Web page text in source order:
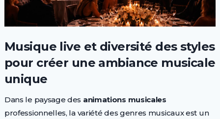
Musique live et diversité des styles
pour créer une ambiance musicale
unique
Dans le paysage des animations musicales
professionnelles, la variété des genres musicaux est un